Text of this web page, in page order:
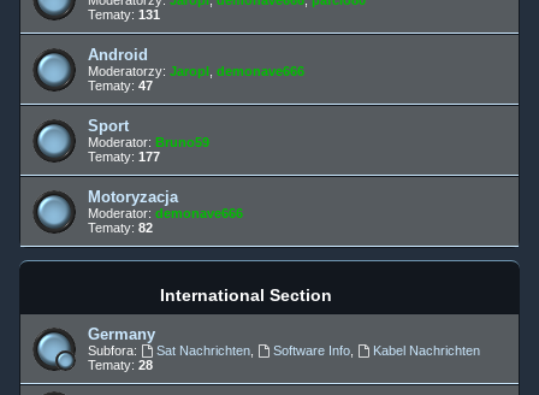
Tematy: 131
Android
Moderatorzy: Jaropl demonave666
Tematy: 47
Sport
Moderator: Bruno59
Tematy: 177
Motoryzacja
Moderator: demonave666
Tematy: 82
International Section
Germany
Subfora: Sat Nachrichten, Software Info,
Kabel Nachrichten
Tematy: 28